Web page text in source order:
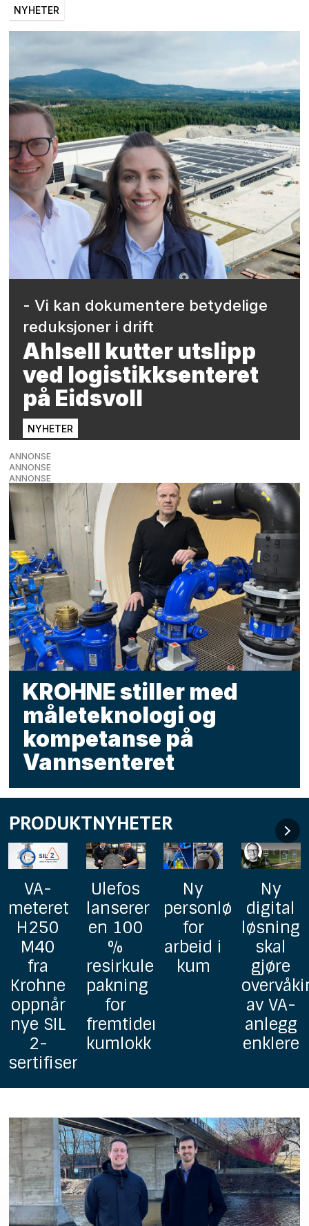
NYHETER
- Vi kan dokumentere betydelige
reduksjoner i drift
Ahlsell kutter utslipp
ved logistikksenteret
på Eidsvoll
NYHETER
ANNONSE
ANNONSE
ANNONSE
KROHNE stiller med
måleteknologi og
kompetanse på
Vannsenteret
PRODUKTNYHETER
Ny
personløfter
for
arbeid i
kum
Ny
digital
løsning
skal
gjøre
overvåking
av VA-
anlegg
enklere
GF
lanserer
Uponor
homogene
grunnavløpsrør
Online
for